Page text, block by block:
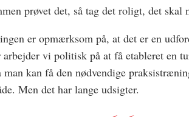
prøvet det, så tag det roligt, det skal
er opmærksom på, at det er en
vi politisk på at få etableret en
man kan få den nødvendige
Men det har lange udsigter.